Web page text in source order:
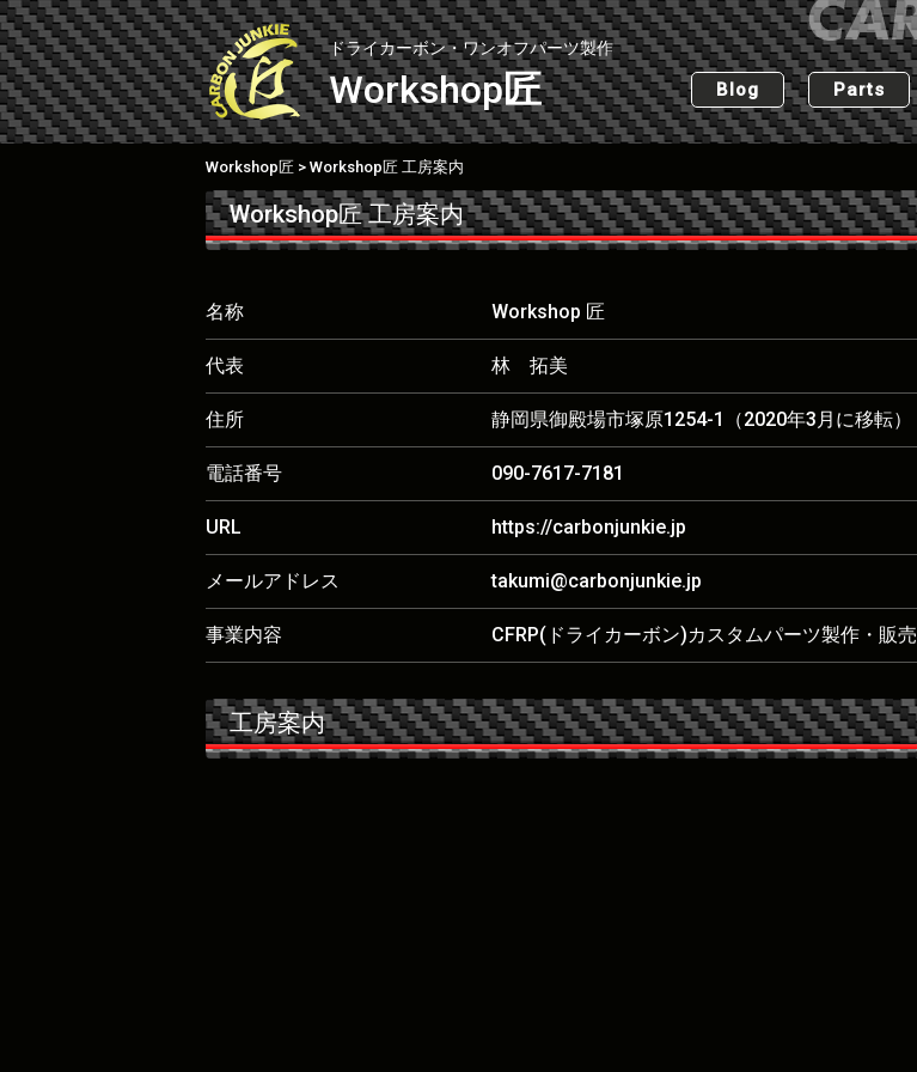
Skip
to
content
ドライカーボン・ワンオフパーツ製作
Workshop匠 Blog Parts
Workshop匠 > Workshop匠 工房案内
Workshop匠 工房案内
名称 Workshop 匠
代表 林 拓美
住所 静岡県御殿場市塚原1254-1（2020年3月に移転）
電話番号 090-7617-7181
URL https://carbonjunkie.jp
メールアドレス takumi@carbonjunkie.jp
事業内容 CFRP(ドライカーボン)カスタムパーツ製作・販売
工房案内